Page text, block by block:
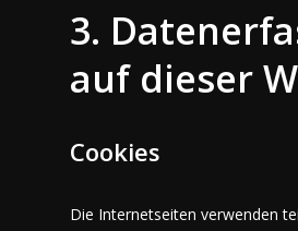
3.
auf dieser
Cookies
Die Internetseiten verwenden